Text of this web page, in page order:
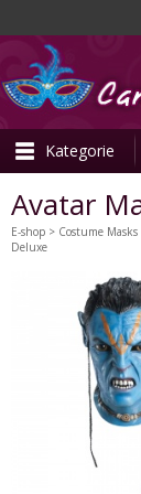
Kategorie
Avatar
E-shop > Costume Masks
Deluxe